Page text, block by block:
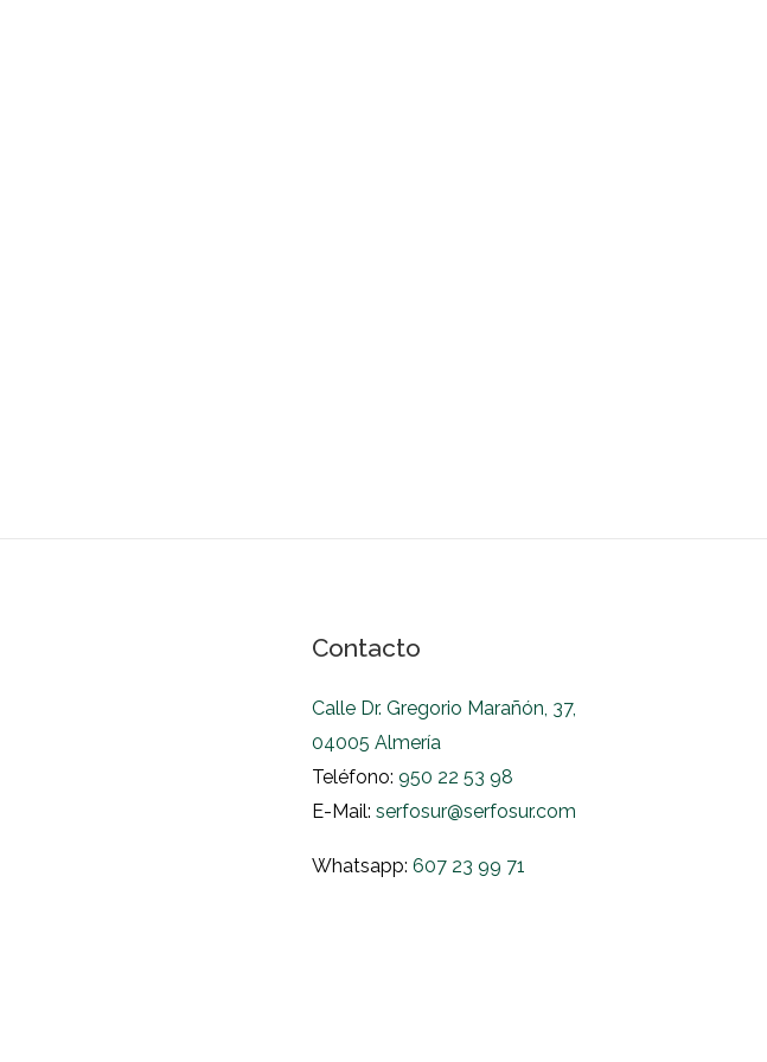
Contacto
Calle Dr. Gregorio Marañón, 37,
04005 Almería
Teléfono: 950 22 53 98
E-Mail: serfosur@serfosur.com
Whatsapp: 607 23 99 71